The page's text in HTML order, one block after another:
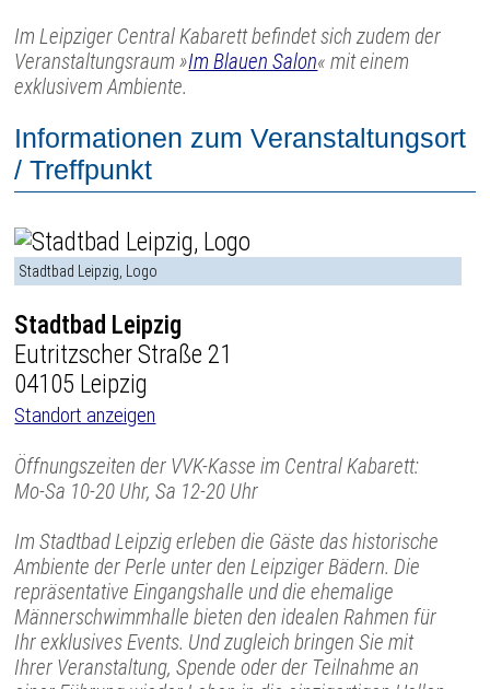
Im Leipziger Central Kabarett befindet sich zudem der
Veranstaltungsraum »Im Blauen Salon« mit einem
exklusivem Ambiente.
Informationen zum Veranstaltungsort
/ Treffpunkt
Stadtbad Leipzig, Logo
Stadtbad Leipzig
Eutritzscher Straße 21
04105 Leipzig
Standort anzeigen
Öffnungszeiten der VVK-Kasse im Central Kabarett:
Mo-Sa 10-20 Uhr, Sa 12-20 Uhr
Im Stadtbad Leipzig erleben die Gäste das historische
Ambiente der Perle unter den Leipziger Bädern. Die
repräsentative Eingangshalle und die ehemalige
Männerschwimmhalle bieten den idealen Rahmen für
Ihr exklusives Events. Und zugleich bringen Sie mit
Ihrer Veranstaltung, Spende oder der Teilnahme an